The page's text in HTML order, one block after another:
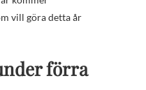
vill göra detta år
förra